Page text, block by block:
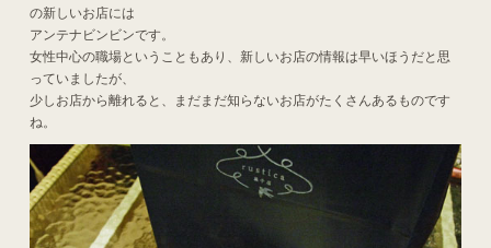
の新しいお店には
アンテナビンビンです。
女性中心の職場ということもあり、新しいお店の情報は早いほうだと思
っていましたが、
少しお店から離れると、まだまだ知らないお店がたくさんあるものです
ね。